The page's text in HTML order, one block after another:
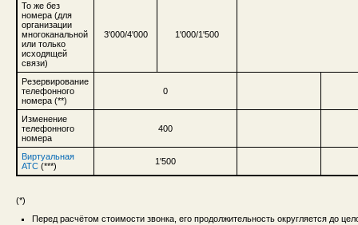
То же без
номера (для
организации
многоканальной
или только
исходящей
связи)
3'000/4'000 1'000/1'500
Резервирование
телефонного
номера (**)
0
Изменение
телефонного
номера
400
Виртуальная
АТС (***) 1'500
(*)
Перед расчётом стоимости звонка, его продолжительность округляется до